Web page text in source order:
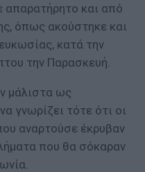
απαρατήρητο και από
όπως ακούστηκε και
κατά την
την Παρασκευή.
μάλιστα ως
γνωρίζει τότε ότι οι
αναρτούσε έκρυβαν
που θα σόκαραν